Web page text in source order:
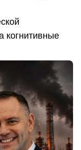
когнитивные